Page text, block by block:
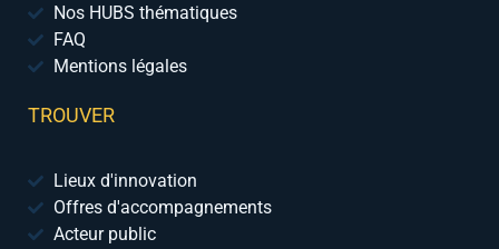
Nos HUBS thématiques
FAQ
Mentions légales
TROUVER
Lieux d'innovation
Offres d'accompagnements
Acteur public